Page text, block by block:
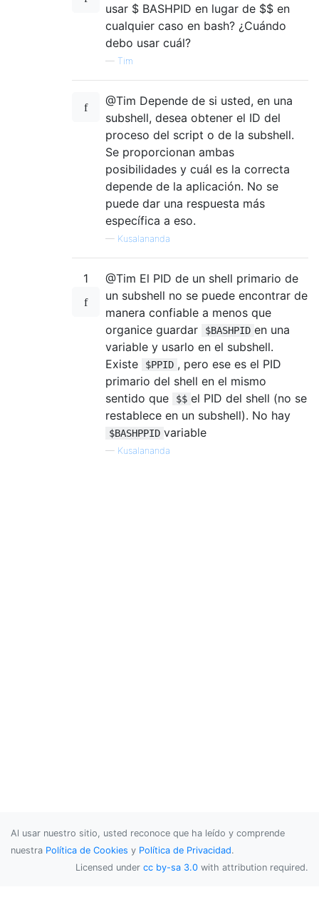
usar $ BASHPID en lugar de $$ en
cualquier caso en bash? ¿Cuándo
debo usar cuál?
— Tim
@Tim Depende de si usted, en una
subshell, desea obtener el ID del
proceso del script o de la subshell.
Se proporcionan ambas
posibilidades y cuál es la correcta
depende de la aplicación. No se
puede dar una respuesta más
específica a eso.
— Kusalananda
1
@Tim El PID de un shell primario de
un subshell no se puede encontrar de
manera confiable a menos que
organice guardar
$BASHPID en una
variable y usarlo en el subshell.
Existe
$PPID , pero ese es el PID
primario del shell en el mismo
sentido que
$$ el PID del shell (no se
restablece en un subshell). No hay
$BASHPPID variable
— Kusalananda
Al usar nuestro sitio, usted reconoce que ha leído y comprende
nuestra Política de Cookies y Política de Privacidad.
Licensed under cc by-sa 3.0 with attribution required.